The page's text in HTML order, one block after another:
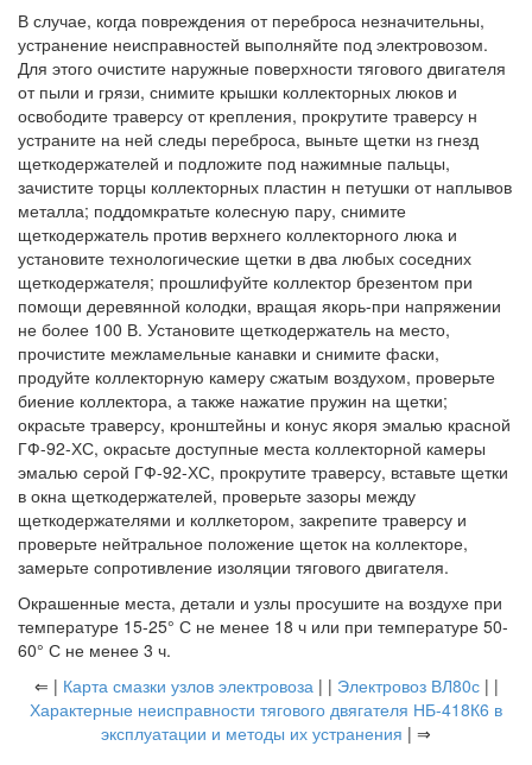
В случае, когда повреждения от переброса незначительны,
устранение неисправностей выполняйте под электровозом.
Для этого очистите наружные поверхности тягового двигателя
от пыли и грязи, снимите крышки коллекторных люков и
освободите траверсу от крепления, прокрутите траверсу н
устраните на ней следы переброса, выньте щетки нз гнезд
щеткодержателей и подложите под нажимные пальцы,
зачистите торцы коллекторных пластин н петушки от наплывов
металла; поддомкратьте колесную пару, снимите
щеткодержатель против верхнего коллекторного люка и
установите технологические щетки в два любых соседних
щеткодержателя; прошлифуйте коллектор брезентом при
помощи деревянной колодки, вращая якорь-при напряжении
не более 100 В. Установите щеткодержатель на место,
прочистите межламельные канавки и снимите фаски,
продуйте коллекторную камеру сжатым воздухом, проверьте
биение коллектора, а также нажатие пружин на щетки;
окрасьте траверсу, кронштейны и конус якоря эмалью красной
ГФ-92-ХС, окрасьте доступные места коллекторной камеры
эмалью серой ГФ-92-ХС, прокрутите траверсу, вставьте щетки
в окна щеткодержателей, проверьте зазоры между
щеткодержателями и коллкетором, закрепите траверсу и
проверьте нейтральное положение щеток на коллекторе,
замерьте сопротивление изоляции тягового двигателя.
Окрашенные места, детали и узлы просушите на воздухе при
температуре 15-25° С не менее 18 ч или при температуре 50-
60° С не менее 3 ч.
⇐ | Карта смазки узлов электровоза| | Электровоз ВЛ80с| |
Характерные неисправности тягового двягателя НБ-418К6 в
эксплуатации и методы их устранения | ⇒